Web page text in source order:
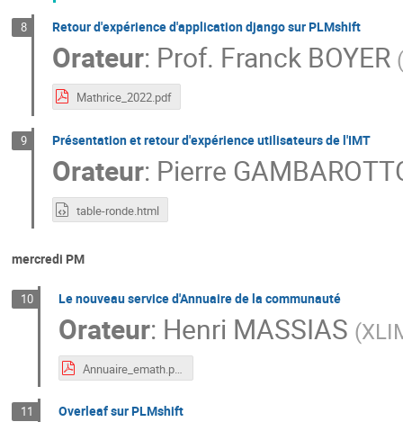
8 Retour d'expérience d'application django sur PLMshift
Orateur: Prof. Franck BOYER (
Mathrice_2022.pdf
9 Présentation et retour d'expérience utilisateurs de l'IMT
Orateur: Pierre
table-ronde.html
mercredi PM
10 Le nouveau service d'Annuaire de la communauté
Orateur: Henri MASSIAS (
Annuaire_emath.pdf
11 Overleaf sur PLMshift